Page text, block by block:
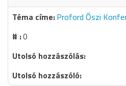
Proford Őszi
0